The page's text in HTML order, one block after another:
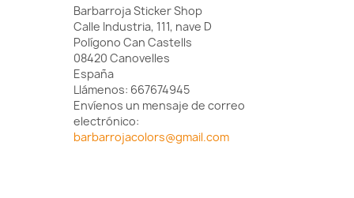
Barbarroja Sticker Shop
Calle Industria, 111, nave D
Polígono Can Castells
08420 Canovelles
España
Llámenos: 667674945
Envíenos un mensaje de correo
electrónico:
barbarrojacolors@gmail.com